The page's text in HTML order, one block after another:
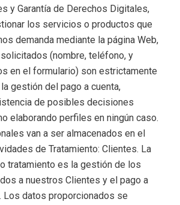
y Garantía de Derechos Digitales,
los servicios o productos que
demanda mediante la página Web,
(nombre, teléfono, y
en el formulario) son estrictamente
gestión del pago a cuenta,
de posibles decisiones
elaborando perfiles en ningún caso.
van a ser almacenados en el
de Tratamiento: Clientes. La
tratamiento es la gestión de los
a nuestros Clientes y el pago a
Los datos proporcionados se